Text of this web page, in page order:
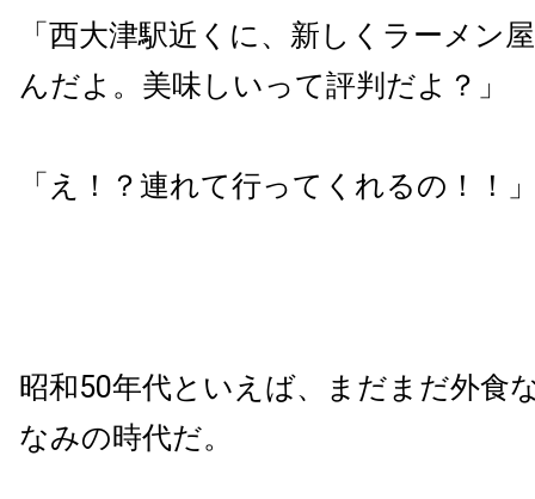
「西大津駅近くに、新しくラーメン
んだよ。美味しいって評判だよ？」
「え！？連れて行ってくれるの！！
昭和50年代といえば、まだまだ外食
なみの時代だ。